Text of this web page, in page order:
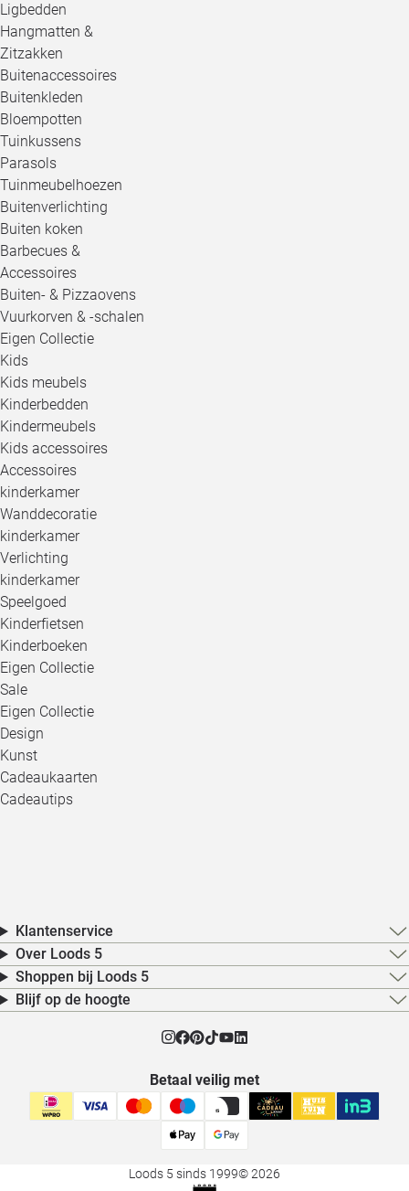
Ligbedden
Hangmatten &
Zitzakken
Buitenaccessoires
Buitenkleden
Bloempotten
Tuinkussens
Parasols
Tuinmeubelhoezen
Buitenverlichting
Buiten koken
Barbecues &
Accessoires
Buiten- & Pizzaovens
Vuurkorven & -schalen
Eigen Collectie
Kids
Kids meubels
Kinderbedden
Kindermeubels
Kids accessoires
Accessoires
kinderkamer
Wanddecoratie
kinderkamer
Verlichting
kinderkamer
Speelgoed
Kinderfietsen
Kinderboeken
Eigen Collectie
Sale
Eigen Collectie
Design
Kunst
Cadeaukaarten
Cadeautips
Klantenservice
Over Loods 5
Shoppen bij Loods 5
Blijf op de hoogte
Betaal veilig met
Loods 5 sinds 1999© 2026